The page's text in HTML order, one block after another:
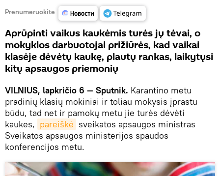
Prenumeruokite
Aprūpinti vaikus kaukėmis turės jų tėvai, o
mokyklos darbuotojai prižiūrės, kad vaikai
klasėje dėvėtų kaukę, plautų rankas, laikytųsi
kitų apsaugos priemonių
VILNIUS, lapkričio 6 — Sputnik. Karantino metu
pradinių klasių mokiniai ir toliau mokysis įprastu
būdu, tad net ir pamokų metu jie turės dėvėti
kaukes, pareiškė sveikatos apsaugos ministras
Sveikatos apsaugos ministerijos spaudos
konferencijos metu.